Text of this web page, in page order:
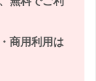
商用利用は